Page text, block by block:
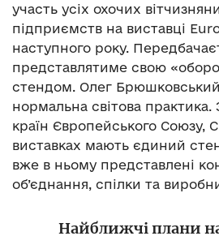
участь усіх охочих
підприємств на виставці
наступного року.
представлятиме свою
стендом. Олег
нормальна світова практика.
країн Європейського Союзу,
виставках мають єдиний
вже в ньому представлені
об’єднання, спілки та
Найближчі плани